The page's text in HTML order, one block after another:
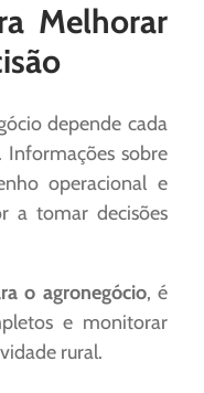
Melhorar
depende cada
Informações sobre
operacional e
a tomar decisões
o agronegócio, é
e monitorar
rural.